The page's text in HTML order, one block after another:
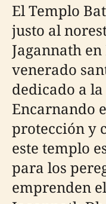
El Templo
justo al
Jagannath
venerado
dedicado a
Encarnando
protección y
este templo
para los
emprenden